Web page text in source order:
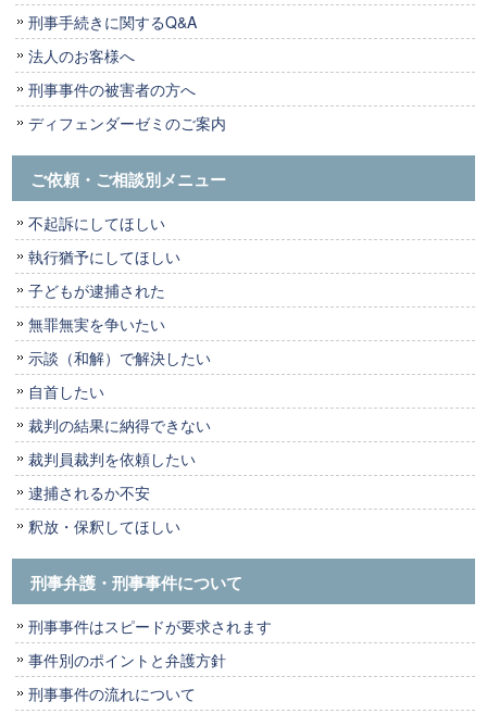
刑事手続きに関するQ&A
法人のお客様へ
刑事事件の被害者の方へ
ディフェンダーゼミのご案内
ご依頼・ご相談別メニュー
不起訴にしてほしい
執行猶予にしてほしい
子どもが逮捕された
無罪無実を争いたい
示談（和解）で解決したい
自首したい
裁判の結果に納得できない
裁判員裁判を依頼したい
逮捕されるか不安
釈放・保釈してほしい
刑事弁護・刑事事件について
刑事事件はスピードが要求されます
事件別のポイントと弁護方針
刑事事件の流れについて